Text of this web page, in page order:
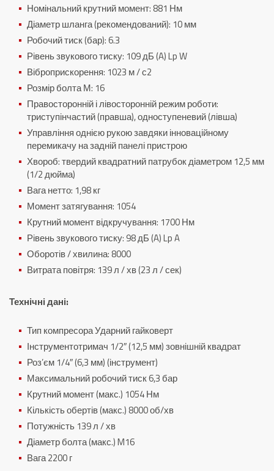
Номінальний крутний момент: 881 Нм
Діаметр шланга (рекомендований): 10 мм
Робочий тиск (бар): 6.3
Рівень звукового тиску: 109 дБ (A) Lp W
Віброприскорення: 1023 м / с2
Розмір болта М: 16
Правосторонній і лівосторонній режим роботи:
триступінчастий (правша), одноступеневий (лівша)
Управління однією рукою завдяки інноваційному
перемикачу на задній панелі пристрою
Хвороб: твердий квадратний патрубок діаметром 12,5 мм
(1/2 дюйма)
Вага нетто: 1,98 кг
Момент затягування: 1054
Крутний момент відкручування: 1700 Нм
Рівень звукового тиску: 98 дБ (A) Lp A
Оборотів / хвилина: 8000
Витрата повітря: 139 л / хв (23 л / сек)
Технічні дані:
Тип компресора Ударний гайковерт
Інструментотримач 1/2″ (12,5 мм) зовнішній квадрат
Роз’єм 1/4″ (6,3 мм) (інструмент)
Максимальний робочий тиск 6,3 бар
Крутний момент (макс.) 1054 Нм
Кількість обертів (макс.) 8000 об/хв
Потужність 139 л / хв
Діаметр болта (макс.) M16
Вага 2200 г